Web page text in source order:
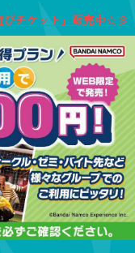
びチケット」販売中☆彡